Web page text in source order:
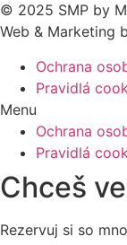
© 2025 SMP by
Web & Marketing
Ochrana
Pravidlá
Menu
Ochrana
Pravidlá
Chceš
Rezervuj si so